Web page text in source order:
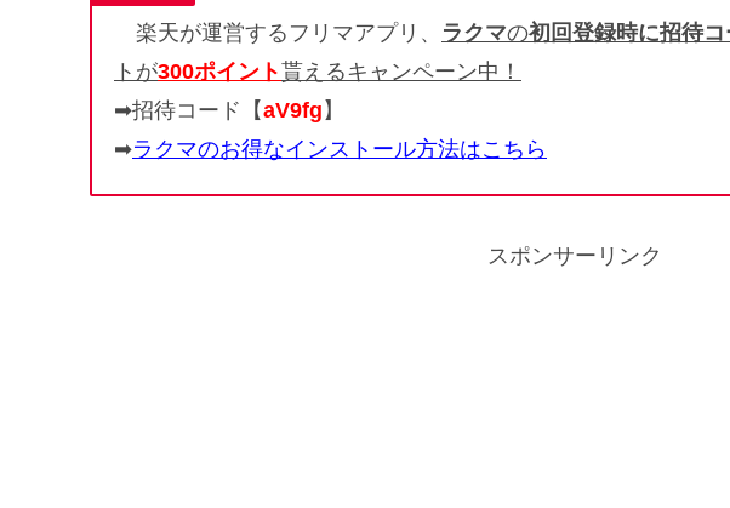
楽天が運営するフリマアプリ、 ラクマの初回登録時に招待コ
トが300ポイント貰えるキャンペーン中！
➡招待コード【aV9fg 】
➡ラクマのお得なインストール方法はこちら
スポンサーリンク